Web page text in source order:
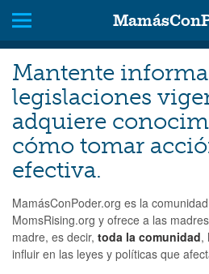
Mantente
legislaciones
adquiere
cómo tomar
efectiva.
MamásConPoder.org es la
MomsRising.org y ofrece a las
madre, es decir, toda la comunidad,
influir en las leyes y políticas que